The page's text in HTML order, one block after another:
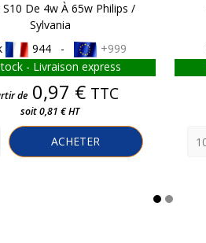
De 4w À 65w Philips /
Sylvania
944 -
+999
- Livraison express
Prix
de 0,97 € TTC
soit 0,81 € HT
ACHETER